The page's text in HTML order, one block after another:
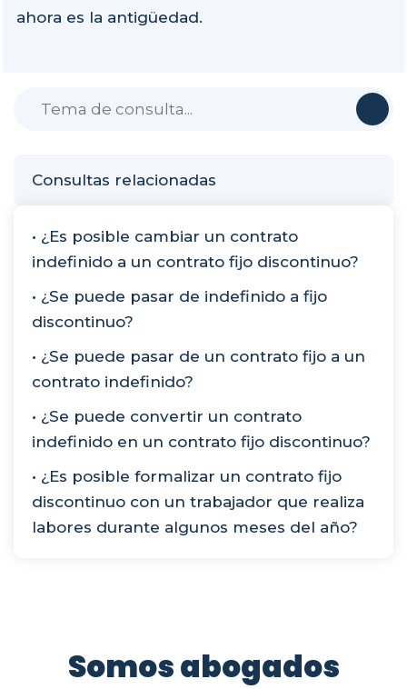
Consultas relacionadas
• ¿Es posible cambiar un contrato
indefinido a un contrato fijo discontinuo?
• ¿Se puede pasar de indefinido a fijo
discontinuo?
• ¿Se puede pasar de un contrato fijo a un
contrato indefinido?
• ¿Se puede convertir un contrato
indefinido en un contrato fijo discontinuo?
• ¿Es posible formalizar un contrato fijo
discontinuo con un trabajador que realiza
labores durante algunos meses del año?
ahora es la antigüedad.
Somos abogados